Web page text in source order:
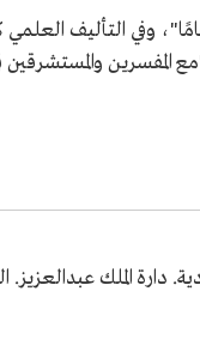
وفي التأليف
المفسرين
عبدالعزيز. الجزء الأول،